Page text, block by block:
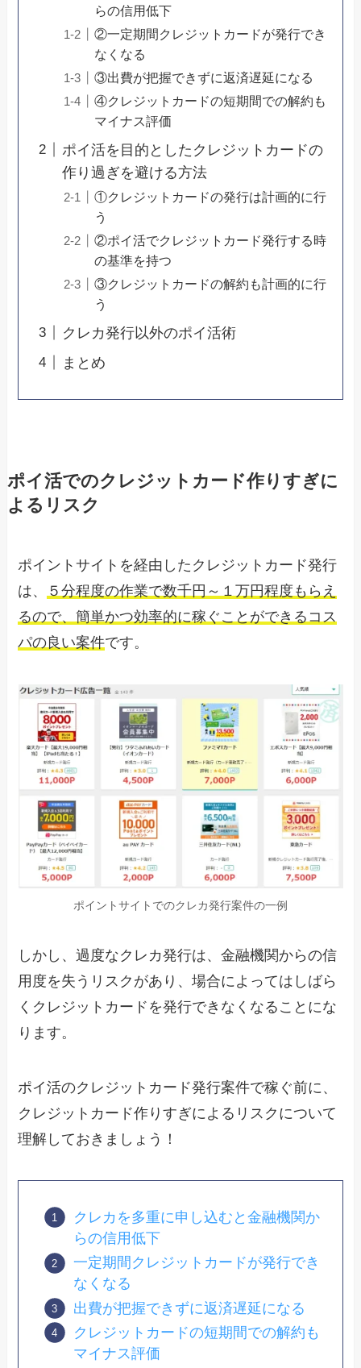
らの信用低下
②一定期間クレジットカードが発行でき
なくなる
③出費が把握できずに返済遅延になる
④クレジットカードの短期間での解約も
マイナス評価
ポイ活を目的としたクレジットカードの
作り過ぎを避ける方法
①クレジットカードの発行は計画的に行
う
②ポイ活でクレジットカード発行する時
の基準を持つ
③クレジットカードの解約も計画的に行
う
クレカ発行以外のポイ活術
まとめ
ポイ活でのクレジットカード作りすぎに
よるリスク
ポイントサイトを経由したクレジットカード発行
は、
５分程度の作業で数千円～１万円程度もらえ
るので、簡単かつ効率的に稼ぐことができるコス
パの良い案件です。
ポイントサイトでのクレカ発行案件の一例
しかし、過度なクレカ発行は、金融機関からの信
用度を失うリスクがあり、場合によってはしばら
くクレジットカードを発行できなくなることにな
ります。
ポイ活のクレジットカード発行案件で稼ぐ前に、
クレジットカード作りすぎによるリスクについて
理解しておきましょう！
クレカを多重に申し込むと金融機関か
らの信用低下
一定期間クレジットカードが発行でき
なくなる
出費が把握できずに返済遅延になる
クレジットカードの短期間での解約も
マイナス評価